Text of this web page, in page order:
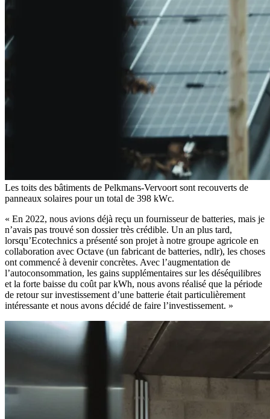
Les toits des bâtiments de Pelkmans-Vervoort sont recouverts de
panneaux solaires pour un total de 398 kWc.
« En 2022, nous avions déjà reçu un fournisseur de batteries, mais je
n’avais pas trouvé son dossier très crédible. Un an plus tard,
lorsqu’Ecotechnics a présenté son projet à notre groupe agricole en
collaboration avec Octave (un fabricant de batteries, ndlr), les choses
ont commencé à devenir concrètes. Avec l’augmentation de
l’autoconsommation, les gains supplémentaires sur les déséquilibres
et la forte baisse du coût par kWh, nous avons réalisé que la période
de retour sur investissement d’une batterie était particulièrement
intéressante et nous avons décidé de faire l’investissement. »